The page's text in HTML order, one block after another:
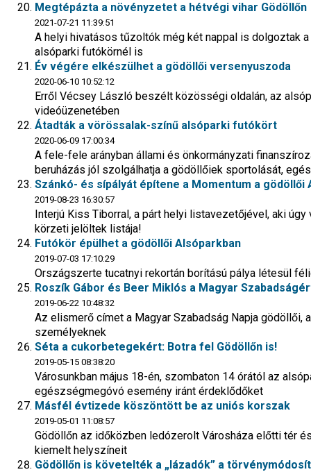
Megtépázta a növényzetet a hétvégi vihar Gödöllőn
2021-07-21 11:39:51
A helyi hivatásos tűzoltók még két nappal is dolgoztak
alsóparki futókörnél is
Év végére elkészülhet a gödöllői versenyuszoda
2020-06-10 10:52:12
Erről Vécsey László beszélt közösségi oldalán, az
videóüzenetében
Átadták a vörössalak-színű alsóparki futókört
2020-06-09 17:00:34
A fele-fele arányban állami és önkormányzati
beruházás jól szolgálhatja a gödöllőiek sportolását,
Szánkó- és sípályát építene a Momentum a gödöllői
2019-08-23 16:30:57
Interjú Kiss Tiborral, a párt helyi listavezetőjével, aki
körzeti jelöltek listája!
Futókör épülhet a gödöllői Alsóparkban
2019-07-03 17:10:29
Országszerte tucatnyi rekortán borítású pálya létesül
Roszík Gábor és Beer Miklós a Magyar
2019-06-22 10:48:32
Az elismerő címet a Magyar Szabadság Napja gödöllői,
személyeknek
Séta a cukorbetegekért: Botra fel Gödöllőn is!
2019-05-15 08:38:20
Városunkban május 18-én, szombaton 14 órától az
egészségmegóvó esemény iránt érdeklődőket
Másfél évtizede köszöntött be az uniós korszak
2019-05-01 11:08:57
Gödöllőn az időközben ledózerolt Városháza előtti tér
kiemelt helyszíneit
Gödöllőn is követelték a „lázadók” a